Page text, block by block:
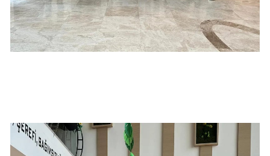
Hakkari
Hatay
İzmir